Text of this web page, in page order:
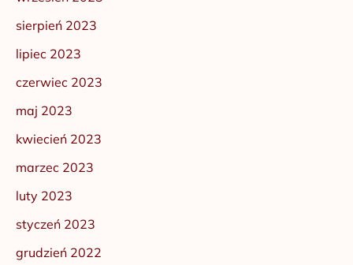
sierpień 2023
lipiec 2023
czerwiec 2023
maj 2023
kwiecień 2023
marzec 2023
luty 2023
styczeń 2023
grudzień 2022